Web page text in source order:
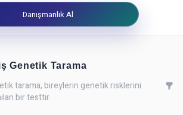
Danışmanlık Al
Genetik Tarama
tarama, bireylerin genetik risklerini
bir testtir.